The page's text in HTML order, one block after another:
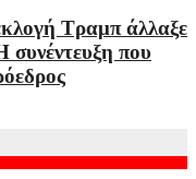
Τραμπ άλλαξε
συνέντευξη που